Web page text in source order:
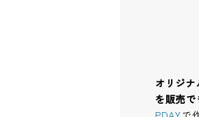
オリジナ
を販売で